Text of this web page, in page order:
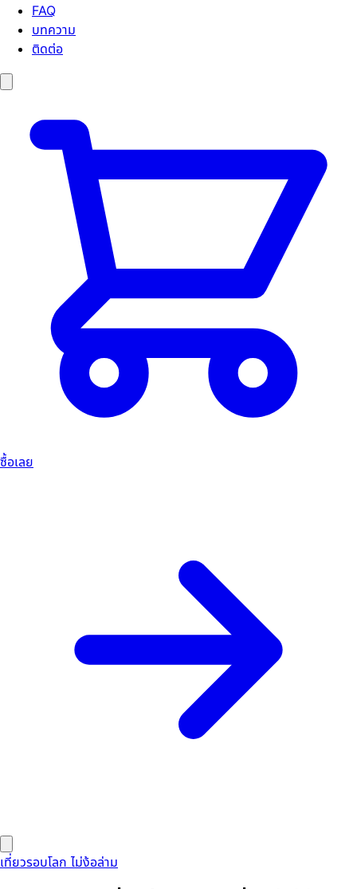
FAQ
บทความ
ติดต่อ
ซื้อเลย
เที่ยวรอบโลก ไม่ง้อล่าม